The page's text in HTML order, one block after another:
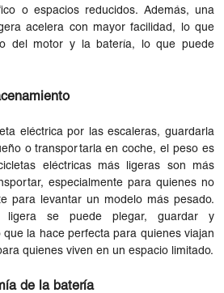
o espacios reducidos. Además, una
acelera con mayor facilidad, lo que
del motor y la batería, lo que puede
eléctrica por las escaleras, guardarla
o transportarla en coche, el peso es
eléctricas más ligeras son más
especialmente para quienes no
para levantar un modelo más pesado.
ligera se puede plegar, guardar y
la hace perfecta para quienes viajan
quienes viven en un espacio limitado.
de la batería